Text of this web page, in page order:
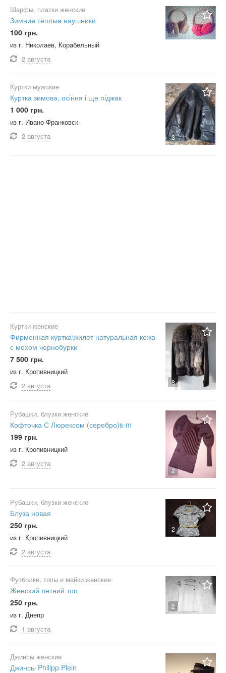
4
Шарфы, платки женские
Зимние тёплые наушники
100 грн.
из г. Николаев, Корабельный
2 августа
3
Куртки мужские
Куртка зимова, осіння і ще піджак
1 000 грн.
из г. Ивано-Франковск
2 августа
8
Куртки женские
Фирменная куртка\жилет натуральная кожа
с мехом чернобурки
7 500 грн.
из г. Кропивницкий
2 августа
2
Рубашки, блузки женские
Кофточка С Люрексом (серебро)s-m
199 грн.
из г. Кропивницкий
2 августа
2
Рубашки, блузки женские
Блуза новая
250 грн.
из г. Кропивницкий
2 августа
2
Футболки, топы и майки женские
Женский летний топ
250 грн.
из г. Днепр
1 августа
Джинсы женские
Джинсы Philipp Plein